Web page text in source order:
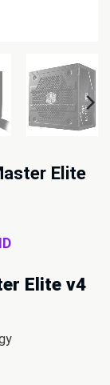
Elite
Giá
tạiElite v4